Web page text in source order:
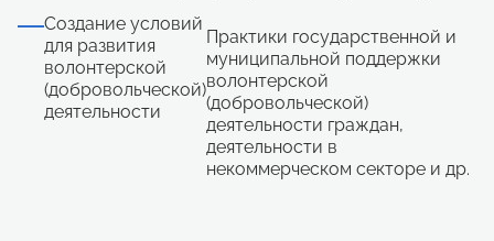
Создание условий
для развития
волонтерской
(добровольческой)
деятельности
Практики государственной и
муниципальной поддержки
волонтерской
(добровольческой)
деятельности граждан,
деятельности в
некоммерческом секторе и др.